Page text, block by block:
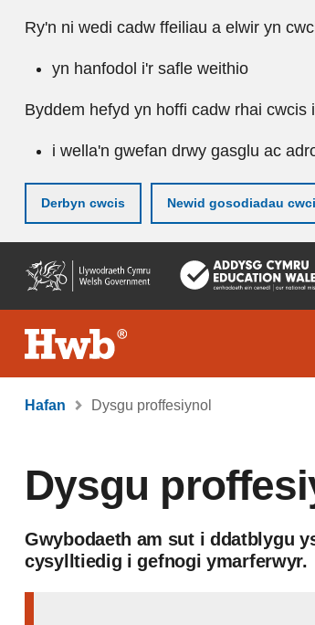
Ry'n ni wedi cadw ffeiliau a elwir yn
yn hanfodol i'r safle weithio
Byddem hefyd yn hoffi cadw rhai cwcis
i wella'n gwefan drwy gasglu ac
Derbyn cwcis Newid gosodiadau
Hafan Dysgu proffesiynol
Dysgu
Gwybodaeth am sut i ddatblygu
cysylltiedig i gefnogi ymarferwyr.